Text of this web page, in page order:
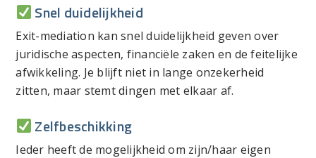
Snel duidelijkheid
Exit-mediation kan snel duidelijkheid geven over
juridische aspecten, financiële zaken en de feitelijke
afwikkeling. Je blijft niet in lange onzekerheid
zitten, maar stemt dingen met elkaar af.
Zelfbeschikking
Ieder heeft de mogelijkheid om zijn/haar eigen